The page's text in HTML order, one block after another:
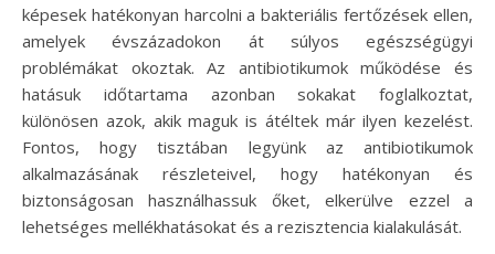
képesek hatékonyan harcolni a bakteriális fertőzések ellen,
amelyek évszázadokon át súlyos egészségügyi
problémákat okoztak. Az antibiotikumok működése és
hatásuk időtartama azonban sokakat foglalkoztat,
különösen azok, akik maguk is átéltek már ilyen kezelést.
Fontos, hogy tisztában legyünk az antibiotikumok
alkalmazásának részleteivel, hogy hatékonyan és
biztonságosan használhassuk őket, elkerülve ezzel a
lehetséges mellékhatásokat és a rezisztencia kialakulását.